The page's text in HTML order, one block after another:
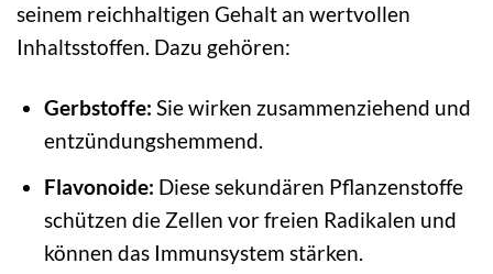
seinem reichhaltigen Gehalt an wertvollen
Inhaltsstoffen. Dazu gehören:
Gerbstoffe: Sie wirken zusammenziehend und
entzündungshemmend.
Flavonoide: Diese sekundären Pflanzenstoffe
schützen die Zellen vor freien Radikalen und
können das Immunsystem stärken.